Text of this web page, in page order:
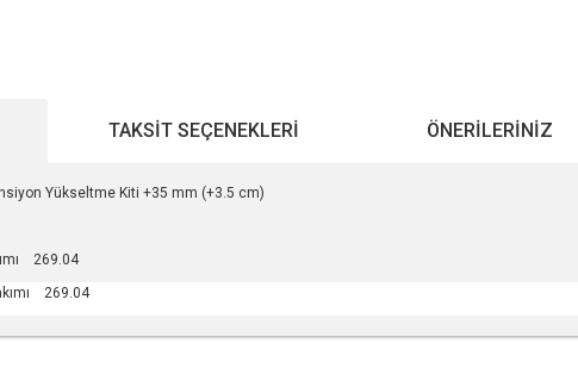
TAKSIT SEÇENEKLERI ÖNERILERINIZ
Yükseltme Kiti +35 mm (+3.5 cm)
269.04
269.04